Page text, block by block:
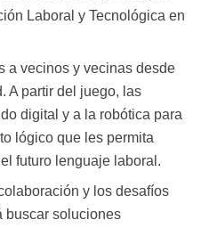
Laboral y Tecnológica en
a vecinos y vecinas desde
A partir del juego, las
digital y a la robótica para
lógico que les permita
futuro lenguaje laboral.
y los desafíos
buscar soluciones